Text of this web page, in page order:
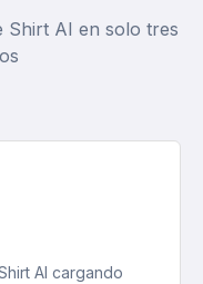
Shirt AI en solo tres
AI cargando